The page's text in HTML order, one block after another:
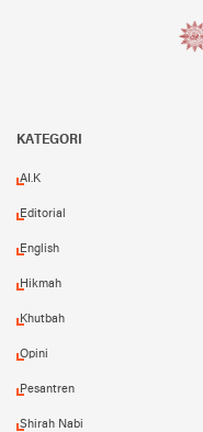
KATEGORI
AI.K
Editorial
English
Hikmah
Khutbah
Opini
Pesantren
Shirah Nabi